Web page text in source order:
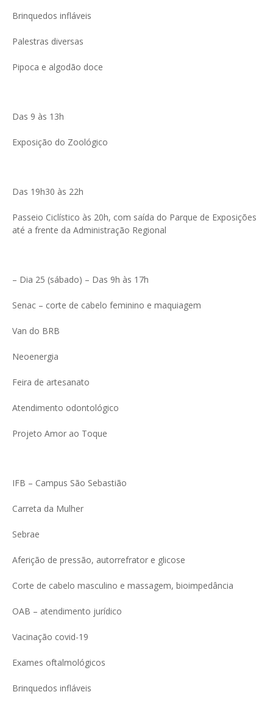
Brinquedos infláveis
Palestras diversas
Pipoca e algodão doce
Das 9 às 13h
Exposição do Zoológico
Das 19h30 às 22h
Passeio Ciclístico às 20h, com saída do Parque de Exposições
até a frente da Administração Regional
– Dia 25 (sábado) – Das 9h às 17h
Senac – corte de cabelo feminino e maquiagem
Van do BRB
Neoenergia
Feira de artesanato
Atendimento odontológico
Projeto Amor ao Toque
IFB – Campus São Sebastião
Carreta da Mulher
Sebrae
Aferição de pressão, autorrefrator e glicose
Corte de cabelo masculino e massagem, bioimpedância
OAB – atendimento jurídico
Vacinação covid-19
Exames oftalmológicos
Brinquedos infláveis